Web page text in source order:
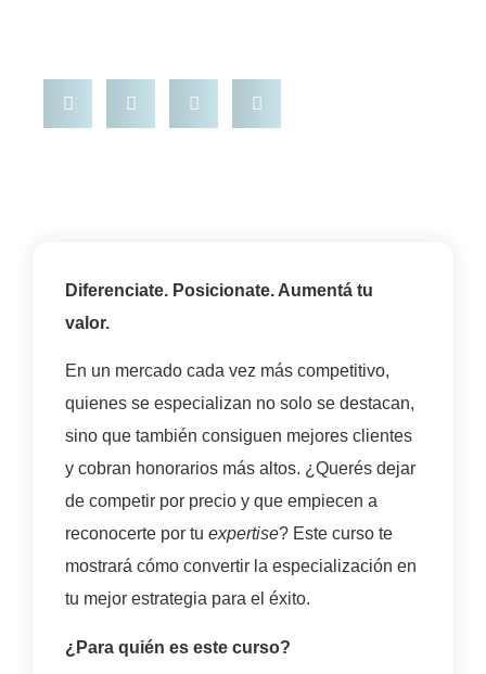
Diferenciate. Posicionate. Aumentá tu
valor.
En un mercado cada vez más competitivo,
quienes se especializan no solo se destacan,
sino que también consiguen mejores clientes
y cobran honorarios más altos. ¿Querés dejar
de competir por precio y que empiecen a
reconocerte por tu expertise? Este curso te
mostrará cómo convertir la especialización en
tu mejor estrategia para el éxito.
¿Para quién es este curso?